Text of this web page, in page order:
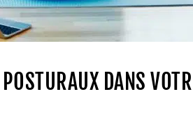
DANS